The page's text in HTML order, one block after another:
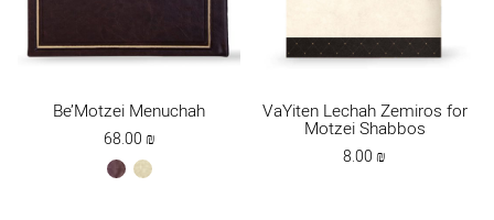
Be’Motzei Menuchah
68.00₪
browncream
VaYiten Lechah Zemiros for
Motzei Shabbos
8.00₪